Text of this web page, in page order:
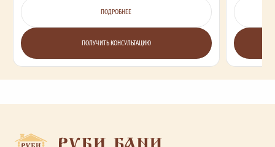
ПОДРОБНЕЕ
ПОЛУЧИТЬ КОНСУЛЬТАЦИЮ